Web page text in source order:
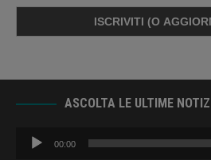
ASCOLTA LE ULTIME
Audio
Player
00:00